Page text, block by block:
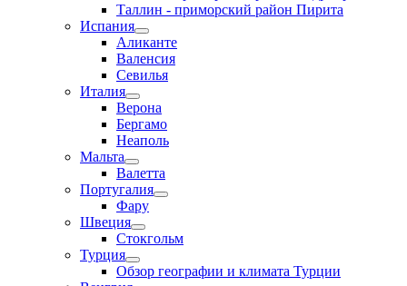
Таллин - приморский район Пирита
Испания
Аликанте
Валенсия
Севилья
Италия
Верона
Бергамо
Неаполь
Мальта
Валетта
Португалия
Фару
Швеция
Стокгольм
Турция
Обзор географии и климата Турции